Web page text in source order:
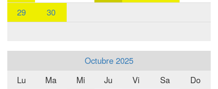
29
30
Octubre 2025
Lu
Ma Mi Ju Vi Sa
Do